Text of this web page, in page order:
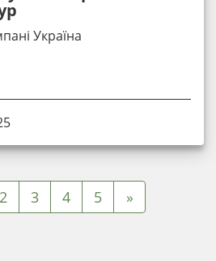
Україна
2 3 4 5 »